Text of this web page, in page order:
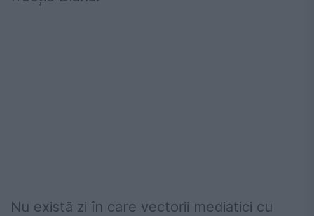
Nu există zi în care vectorii mediatici cu